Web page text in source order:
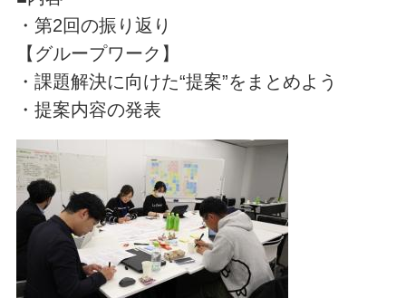
・第2回の振り返り
【グループワーク】
・課題解決に向けた“提案”をまとめよう
・提案内容の発表